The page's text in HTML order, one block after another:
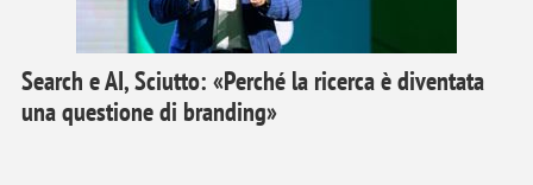
Search e AI, Sciutto: «Perché la ricerca è diventata
una questione di branding»